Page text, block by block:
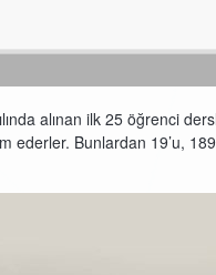
alınan ilk 25 öğrenci
Bunlardan 19’u,